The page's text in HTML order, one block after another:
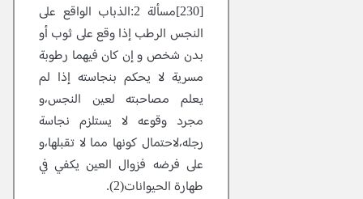
[230]مسألة 2:الذباب الواقع على
النجس الرطب إذا وقع على ثوب أو
بدن شخص و إن كان فيهما رطوبة
مسرية لا يحكم بنجاسته إذا لم
يعلم مصاحبته لعين النجس،و
مجرد وقوعه لا يستلزم نجاسة
رجله،لاحتمال كونها مما لا تقبلها،و
على فرضه فزوال العين يكفي في
طهارة الحيوانات(2).